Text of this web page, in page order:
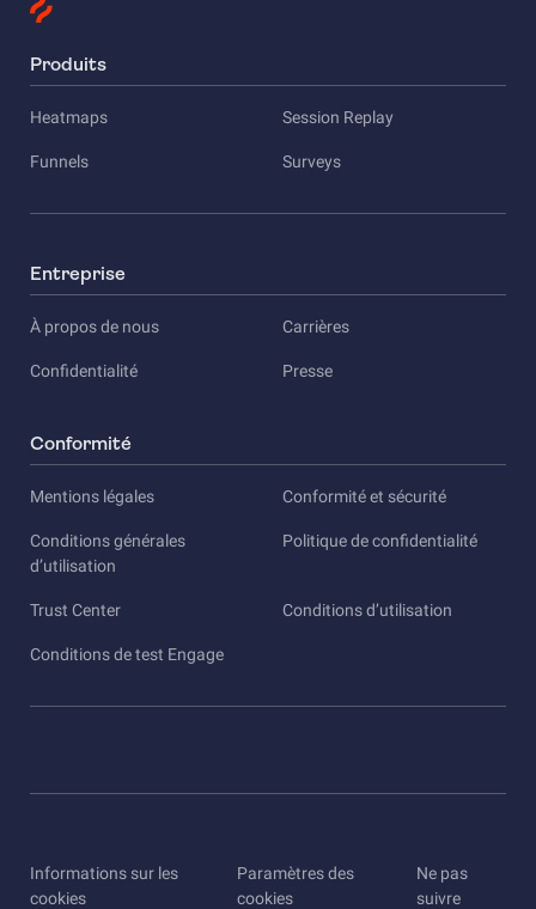
Produits
Heatmaps Session Replay
Funnels Surveys
Entreprise
À propos de nous Carrières
Confidentialité Presse
Conformité
Mentions légales Conformité et sécurité
Conditions générales
d’utilisation
Politique de confidentialité
Trust Center Conditions d’utilisation
Conditions de test Engage
Informations sur les
cookies
Paramètres des
cookies
Ne pas
suivre